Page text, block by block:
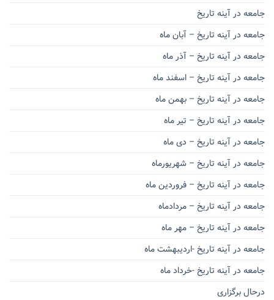
جامعه در آینه تاریخ
جامعه در آینه تاریخ – آبان ماه
جامعه در آینه تاریخ – آذر ماه
جامعه در آینه تاریخ – اسفند ماه
جامعه در آینه تاریخ – بهمن ماه
جامعه در آینه تاریخ – تیر ماه
جامعه در آینه تاریخ – دی ماه
جامعه در آینه تاریخ – شهریورماه
جامعه در آینه تاریخ – فروردین ماه
جامعه در آینه تاریخ – مردادماه
جامعه در آینه تاریخ – مهر ماه
جامعه در آینه تاریخ -اردیبهشت ماه
جامعه در آینه تاریخ -خرداد ماه
درحال برگزاری